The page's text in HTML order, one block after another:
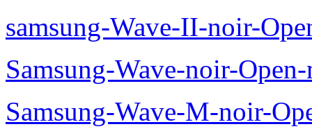
samsung-Wave-II-noir-
Samsung-Wave-noir-
Samsung-Wave-M-noir-